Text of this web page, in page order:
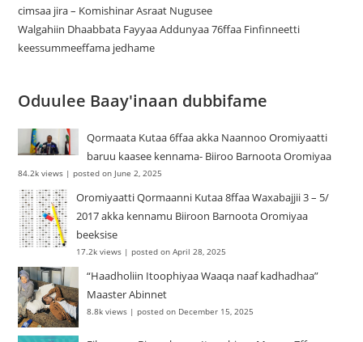
cimsaa jira – Komishinar Asraat Nugusee
Walgahiin Dhaabbata Fayyaa Addunyaa 76ffaa Finfinneetti
keessummeeffama jedhame
Oduulee Baay'inaan dubbifame
Qormaata Kutaa 6ffaa akka Naannoo Oromiyaatti
baruu kaasee kennama- Biiroo Barnoota Oromiyaa
84.2k views |posted on June 2, 2025
Oromiyaatti Qormaanni Kutaa 8ffaa Waxabajjii 3 – 5/
2017 akka kennamu Biiroon Barnoota Oromiyaa
beeksise
17.2k views |posted on April 28, 2025
“Haadholiin Itoophiyaa Waaqa naaf kadhadhaa”
Maaster Abinnet
8.8k views |posted on December 15, 2025